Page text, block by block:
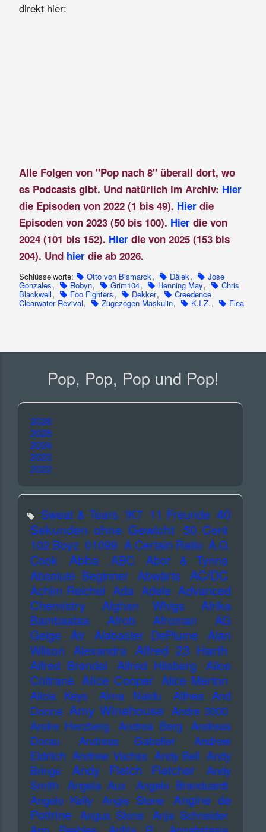
direkt hier:
Alle Folgen von "Pop nach 8" überall dort, wo
es Podcasts gibt. Und natürlich im Archiv: Hier
die Episoden von 2022 (1 bis 49). Hierdie
Episoden von 2023 (50 bis 100). Hier die von
2024 (101 bis 152). Hier die von 2025 (153 bis
204). Und hier die ab 2026.
Schlüsselworte: Otto von Bismarck, Dälek, Jose
Gonzales, Robyn, Grim104, Henning May, Chris
Blackwell, Foo Fighters, Dekker, Creedence
Clearwater Revival, Zugezogen Maskulin, K.I.Z., Flea
Pop, Pop, Pop und Pop!
2026
2025
2024
2023
2022
Sweat & Tears !K7 11 Freunde 40
Sekunden ohne Gewicht 50 Cent
102 Boyz 01099 A Certain Ratio A.G.
Cook
Abba ABC
Abor & Tynna
Absolute Beginner Abwärts AC/DC
Achim Reichel Ada Adele Advanced
Chemistry
Afghan Whigs
Afrika
Bambaataa
Afrob Afroman
AG
Geige
Air Alabaster DePlume
Alan
Wilson Alexandra Alfred 23 Harth
Alfred Brendel Alfred Hilsberg
Alice
Coltrane Alice Cooper Alice Merton
Alicia Keys Alma Naidu
Althea And
Donna Amy Winehouse Andre 3000
Andre Herzberg
Andrea Berg
Andreas
Dorau
Andreas Gabalier
Andrew
Eldritch Andrew Vachss Andy Bell Andy
Brings
Andy Fletch Fletcher
Andy
Smith
Angela Aux
Angelo Branduardi
Angelo Kelly
Angie Stone
Angine de
Poitrine Angus Stone Anja Schneider